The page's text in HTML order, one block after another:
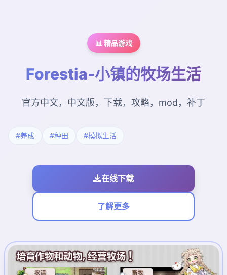
📊 精品游戏
Forestia-小镇的牧场生活
官方中文，中文版，下载，攻略，mod，补丁
#养成 #种田 #模拟生活
在线下载
了解更多